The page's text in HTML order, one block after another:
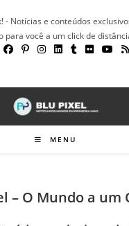
- Notícias e conteúdos
para você a um click de
MENU
– O Mundo a um